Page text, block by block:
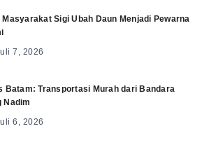
Masyarakat Sigi Ubah Daun Menjadi Pewarna
7, 2026
Batam: Transportasi Murah dari Bandara
Nadim
6, 2026